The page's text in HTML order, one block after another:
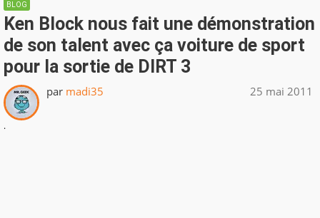
BLOG
Ken Block nous fait une démonstration
de son talent avec ça voiture de sport
pour la sortie de DIRT 3
par madi35 25 mai 2011
.